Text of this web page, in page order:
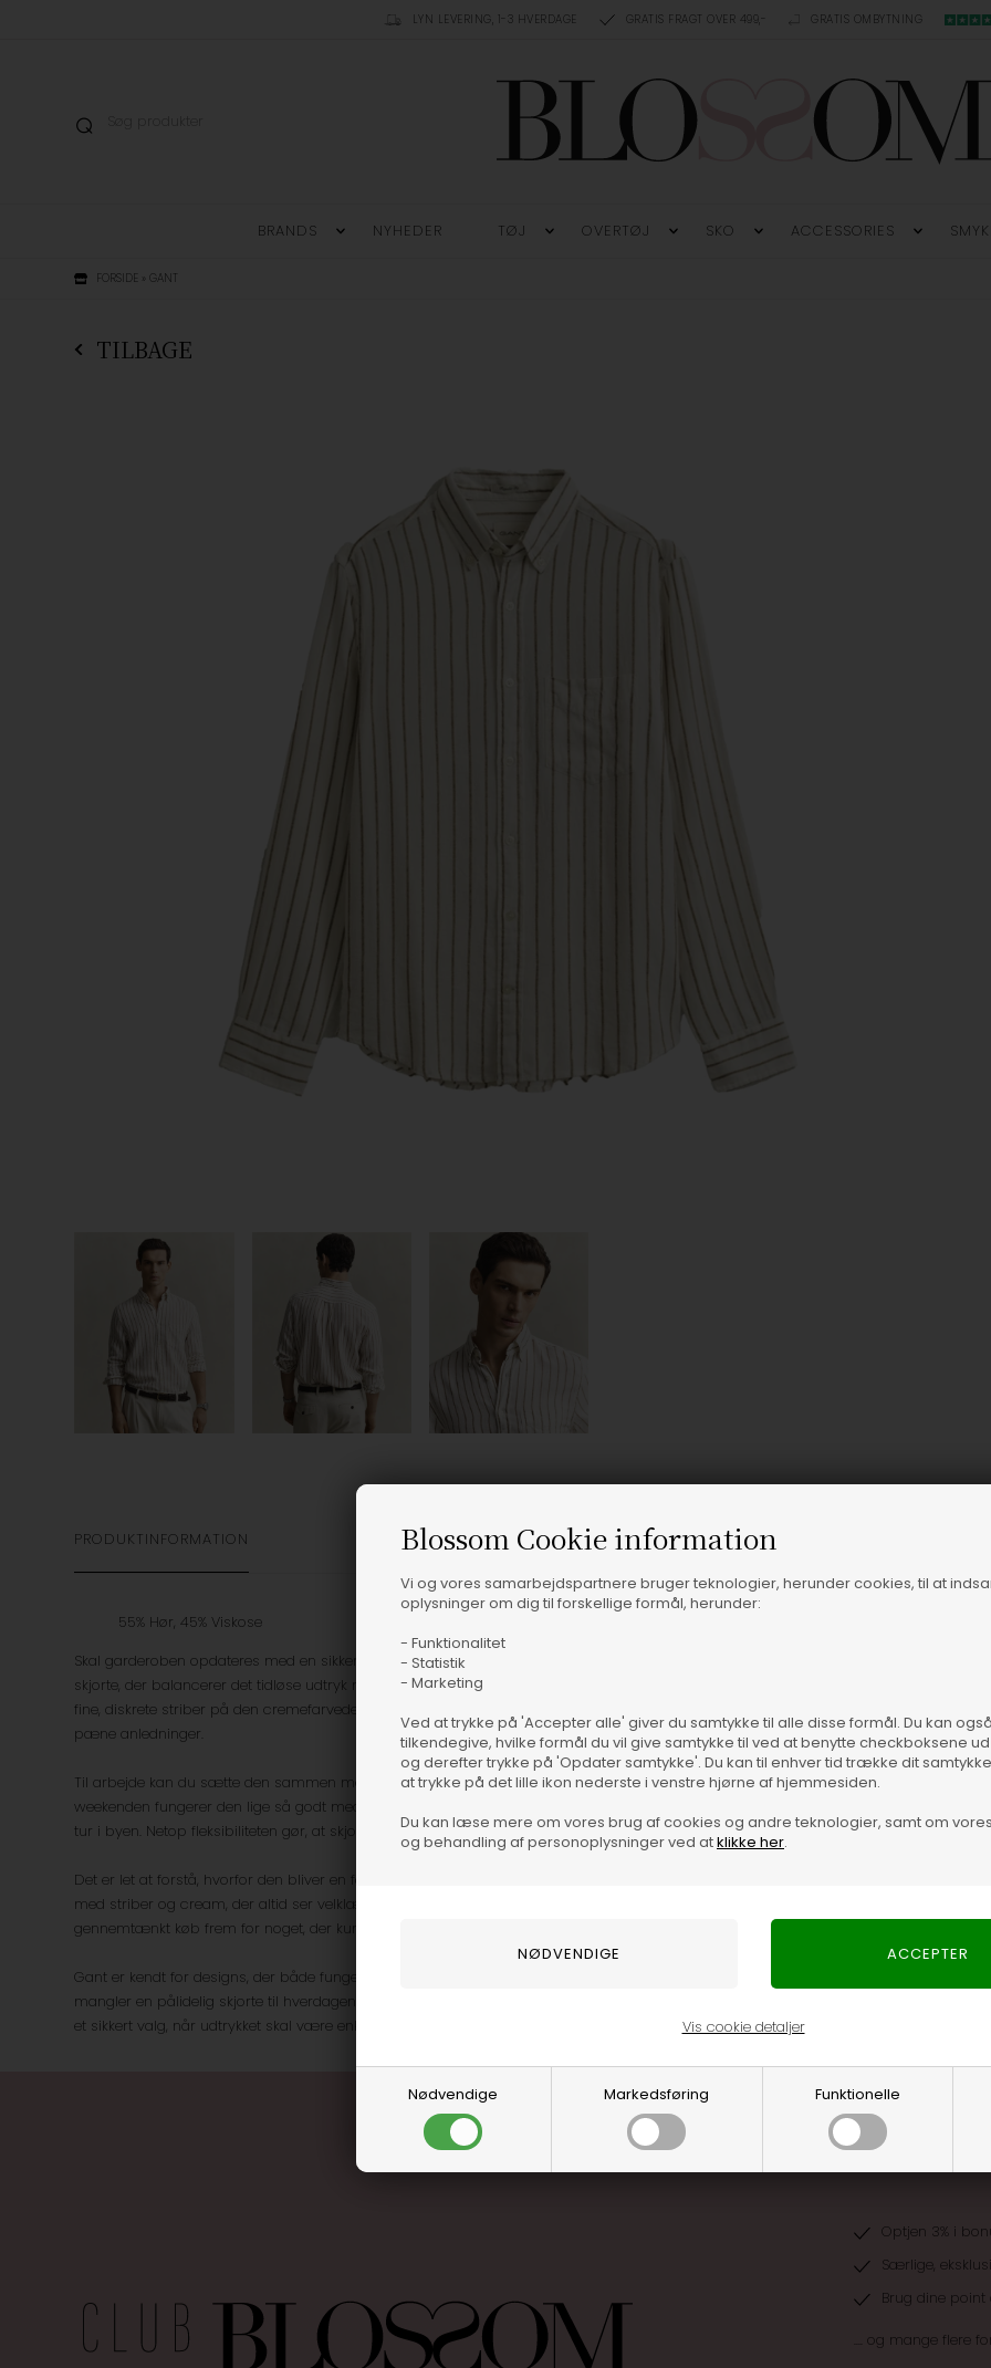
Blossom Cookie information
Vi og vores samarbejdspartnere bruger teknologier, herunder cookies, til at
oplysninger om dig til forskellige formål, herunder:
- Funktionalitet
- Statistik
- Marketing
Ved at trykke på 'Accepter alle' giver du samtykke til alle disse formål. Du kan
tilkendegive, hvilke formål du vil give samtykke til ved at benytte checkboksene
og derefter trykke på 'Opdater samtykke'. Du kan til enhver tid trække dit
at trykke på det lille ikon nederste i venstre hjørne af hjemmesiden.
Du kan læse mere om vores brug af cookies og andre teknologier, samt om
og behandling af personoplysninger ved atklikke her.
Nødvendige Markedsføring Funktionelle
Vis cookie detaljer
LYN LEVERING, 1-3 HVERDAGE GRATIS FRAGT OVER 499,- GRATIS OMBYTNING
BRANDS NYHEDER TØJ OVERTØJ SKO ACCESSORIES
FORSIDE » GANT
TILBAGE
PRODUKTINFORMATION
55% Hør, 45% Viskose
Skal garderoben opdateres med en sikker klassiker, er Gant's Reg Linen Stripe Skjorte i Cream et stærkt bud. Her får du en
skjorte, der balancerer det tidløse udtryk med et nutidigt snit, så den passer naturligt ind hos den stilbevidste mand. De
fine, diskrete striber på den cremefarvede bund giver et elegant præg, som nemt kan tilpasses både hverdag og mere
pæne anledninger.
Til arbejde kan du sætte den sammen med marineblå chinos og brune lædersko for et skarpt, men afslappet look. I
weekenden fungerer den lige så godt med opsmøgede ærmer, en let denimjakke og hvide sneakers til fx brunch eller en
tur i byen. Netop fleksibiliteten gør, at skjorten kan løfte et outfit, selv når resten holdes enkelt.
Det er let at forstå, hvorfor den bliver en favorit: Den luftige fornemmelse, man forventer af en god hørblanding, kombineret
med striber og cream, der altid ser velklædt ud. Samtidig kan den dresses op eller ned uden besvær, så den føles som et
gennemtænkt køb frem for noget, der kun bruges få gange.
Gant er kendt for designs, der både fungerer i praksis og ser godt ud, og denne model følger samme linje. Hvad enten du
mangler en pålidelig skjorte til hverdagen eller vil være ekstra velklædt til en særlig anledning, er Reg Linen Stripe Skjorten
et sikkert valg, når udtrykket skal være enkelt, men markant.
Optjen 3% i
Særlige,
Brug dine
.... og mange flere